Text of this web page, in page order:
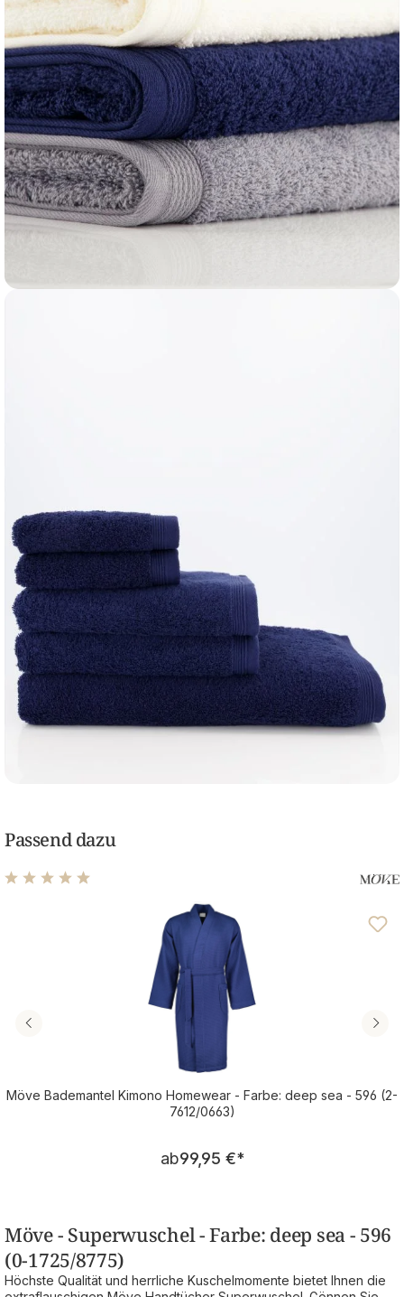
Passend dazu
Durchschnittliche Bewertung von 4.95 von 5 Sternen
Möve Bademantel Kimono Homewear - Farbe: deep sea - 596 (2-
7612/0663)
Regulärer Preis:
ab99,95 €*
Möve - Superwuschel - Farbe: deep sea - 596
(0-1725/8775)
Höchste Qualität und herrliche Kuschelmomente bietet Ihnen die